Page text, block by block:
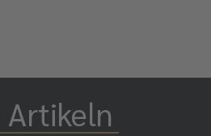
Artikeln